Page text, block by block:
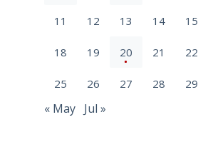
11 12 13 14 15
18 19 20 21 22
25 26 27 28 29
« May Jul »